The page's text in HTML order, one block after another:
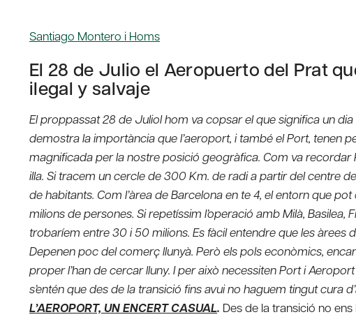
Santiago Montero i Homs
El 28 de Julio el Aeropuerto del Prat
ilegal y salvaje
El proppassat 28 de Juliol hom va copsar el que significa un dia
demostra la importància que l’aeroport, i també el Port, tenen
magnificada per la nostre posició geogràfica. Com va
illa. Si tracem un cercle de 300 Km. de radi a partir del centre
de habitants. Com l’àrea de Barcelona en te 4, el entorn que
milions de persones. Si repetíssim l’operació amb Milà, Basilea,
trobaríem entre 30 i 50 milions. Es fàcil entendre que les
Depenen poc del comerç llunyà. Però els pols econòmics,
proper l’han de cercar lluny. I per això necessiten Port i
s’entén que des de la transició fins avui no haguem tingut cura
L’AEROPORT, UN ENCERT CASUAL. Des de la transició no